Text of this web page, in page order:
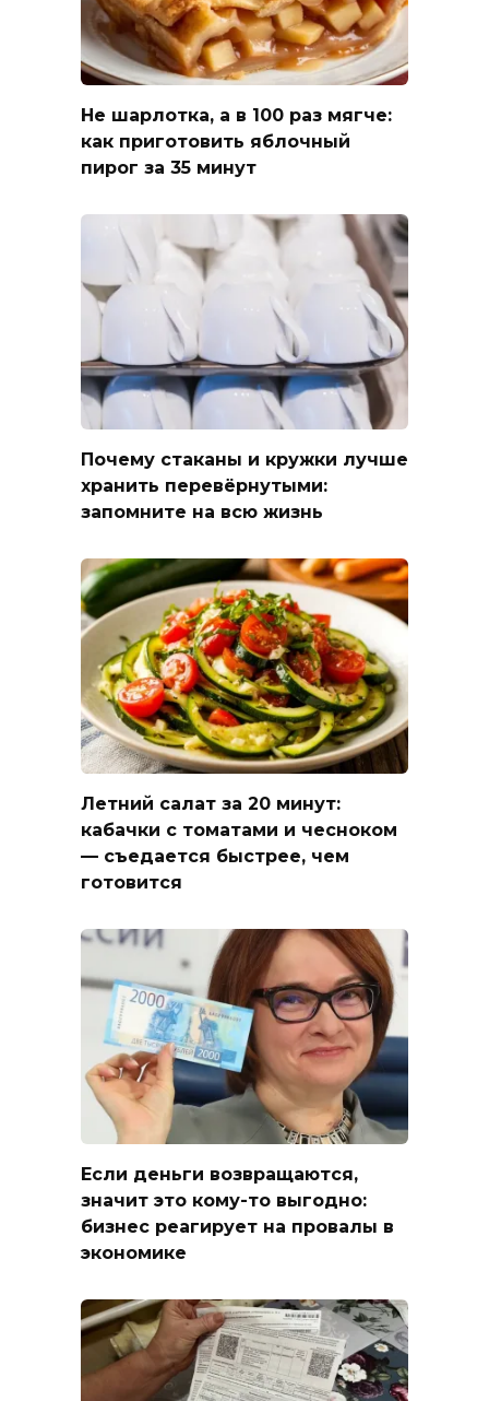
Не шарлотка, а в 100 раз мягче:
как приготовить яблочный
пирог за 35 минут
Почему стаканы и кружки лучше
хранить перевёрнутыми:
запомните на всю жизнь
Летний салат за 20 минут:
кабачки с томатами и чесноком
— съедается быстрее, чем
готовится
Если деньги возвращаются,
значит это кому-то выгодно:
бизнес реагирует на провалы в
экономике